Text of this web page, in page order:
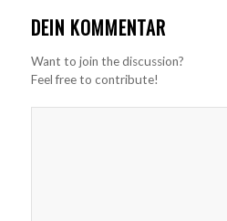
DEIN KOMMENTAR
Want to join the discussion?
Feel free to contribute!